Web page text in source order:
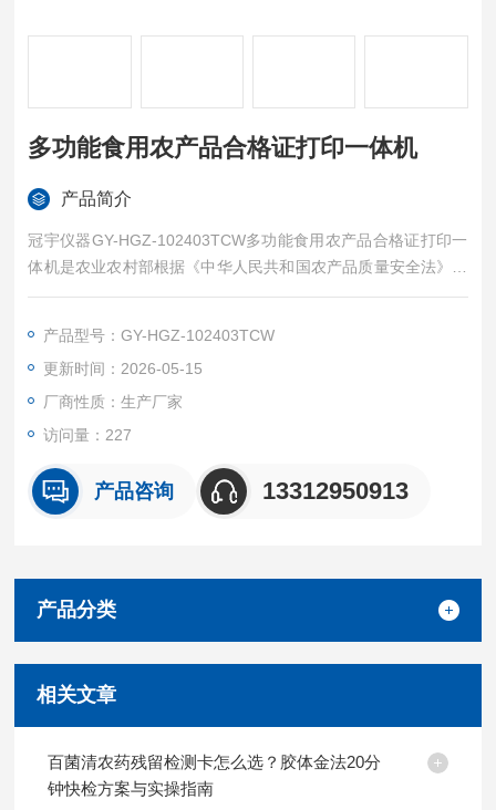
多功能食用农产品合格证打印一体机
产品简介
冠宇仪器GY-HGZ-102403TCW多功能食用农产品合格证打印一
体机是农业农村部根据《中华人民共和国农产品质量安全法》制
定《农产品质量安全承诺达标合格证管理办法》研制而成。
产品型号：GY-HGZ-102403TCW
更新时间：2026-05-15
厂商性质：生产厂家
访问量：227
产品咨询 13312950913
产品分类
相关文章
百菌清农药残留检测卡怎么选？胶体金法20分
钟快检方案与实操指南